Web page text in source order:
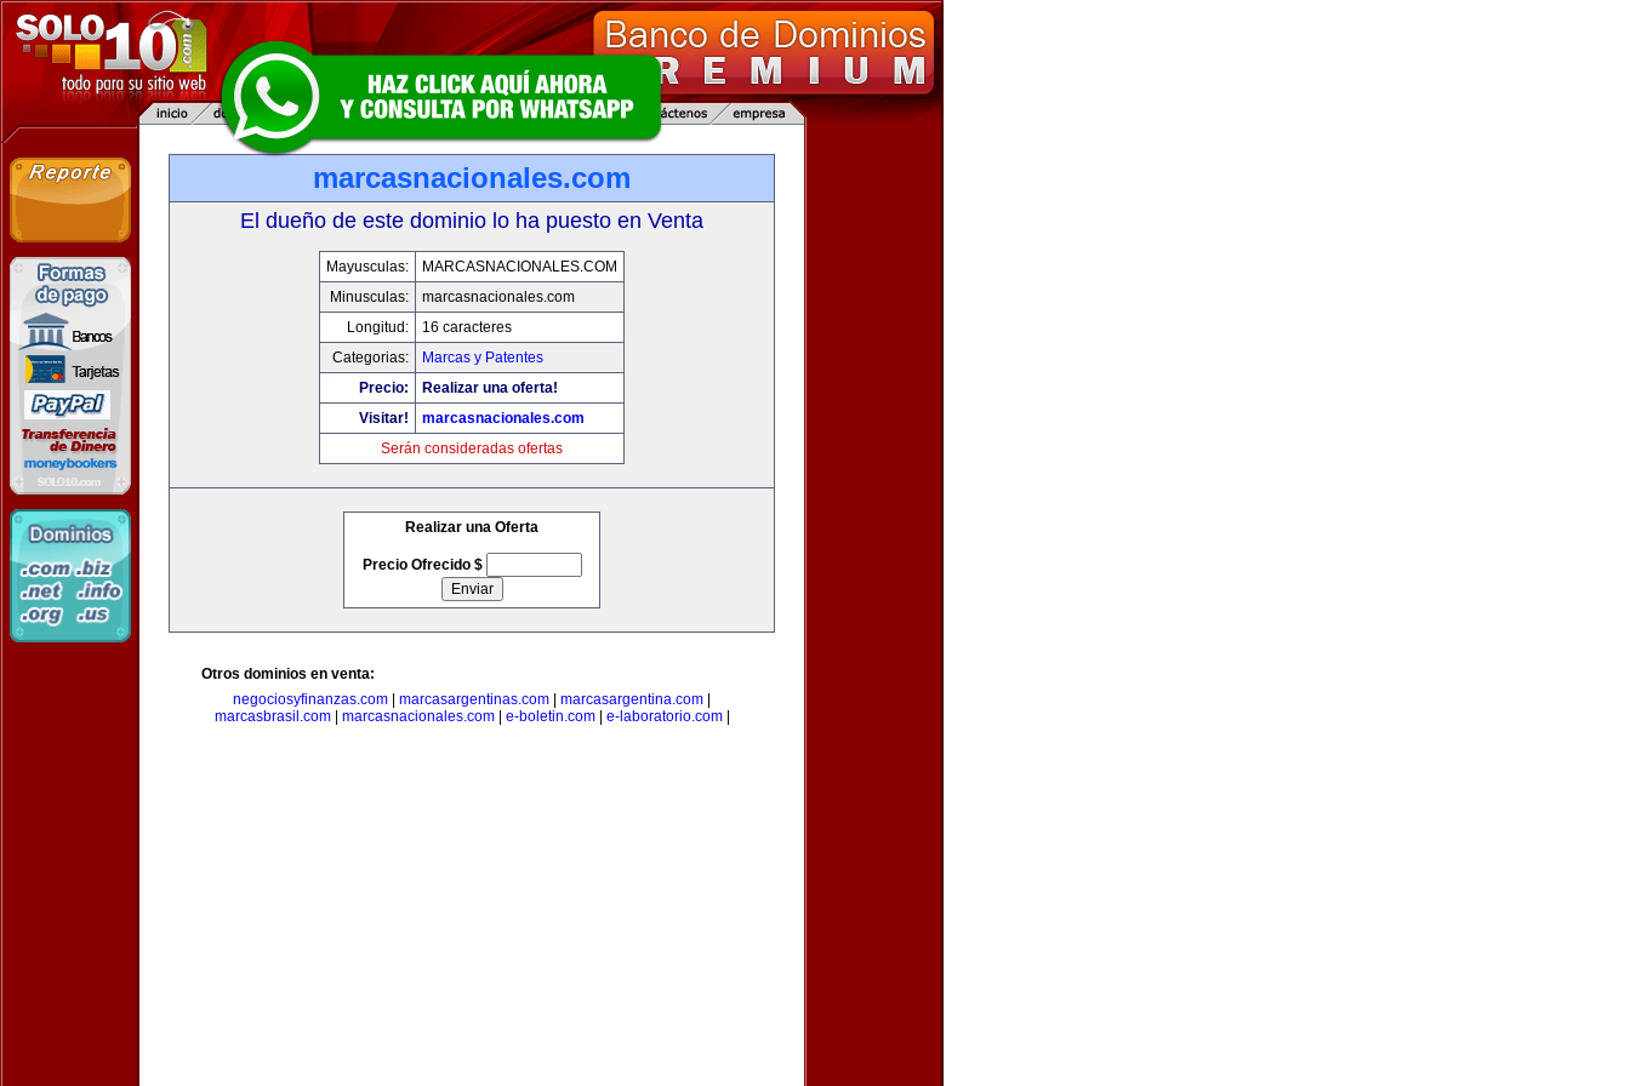
marcasnacionales.com
El dueño de este dominio lo ha puesto en Venta
Mayusculas:
MARCASNACIONALES.COM
Minusculas:
marcasnacionales.com
Longitud:
16 caracteres
Categorias:
Marcas y Patentes
Precio:
Realizar una oferta!
Visitar!
marcasnacionales.com
Serán consideradas ofertas
Realizar una Oferta
Precio Ofrecido $
Otros dominios en venta:
negociosyfinanzas.com
marcasargentinas.com marcasargentina.com
marcasbrasil.com| marcasnacionales.com| e-boletin.com| e-laboratorio.com|